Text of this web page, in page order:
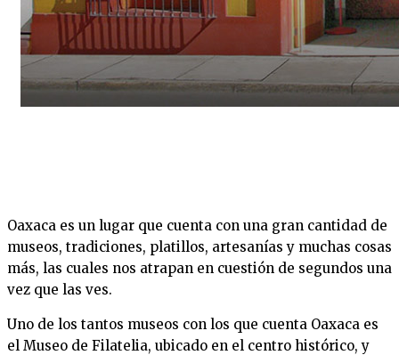
Oaxaca es un lugar que cuenta con una gran cantidad de
museos, tradiciones, platillos, artesanías y muchas cosas
más, las cuales nos atrapan en cuestión de segundos una
vez que las ves.
Uno de los tantos museos con los que cuenta Oaxaca es
el Museo de Filatelia, ubicado en el centro histórico, y